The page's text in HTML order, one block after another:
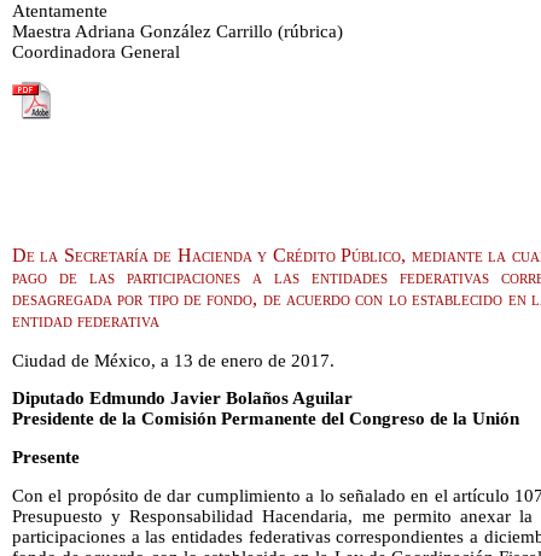
Atentamente
Maestra Adriana González Carrillo (rúbrica)
Coordinadora General
De la Secretaría de Hacienda y Crédito Público, mediante la
pago de las participaciones a las entidades federativas
desagregada por tipo de fondo, de acuerdo con lo establecido
entidad federativa
Ciudad de México, a 13 de enero de 2017.
Diputado Edmundo Javier Bolaños Aguilar
Presidente de la Comisión Permanente del Congreso de la Unión
Presente
Con el propósito de dar cumplimiento a lo señalado en el artículo
Presupuesto y Responsabilidad Hacendaria, me permito anexar
participaciones a las entidades federativas correspondientes a